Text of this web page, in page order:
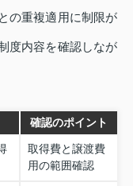
の重複適用に制限が
度内容を確認しなが
確認のポイント
取得費と譲渡費
用の範囲確認